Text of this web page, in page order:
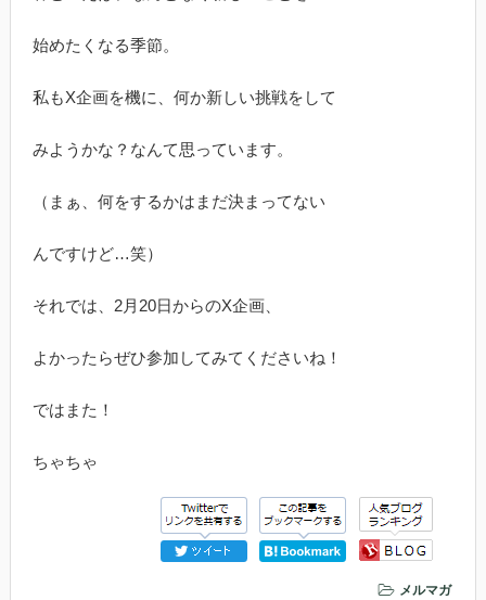
始めたくなる季節。
私もX企画を機に、何か新しい挑戦をして
みようかな？なんて思っています。
（まぁ、何をするかはまだ決まってない
んですけど…笑）
それでは、2月20日からのX企画、
よかったらぜひ参加してみてくださいね！
ではまた！
ちゃちゃ
メルマガ